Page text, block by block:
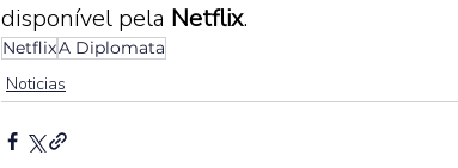
disponível pela Netflix.
NetflixA Diplomata
Noticias